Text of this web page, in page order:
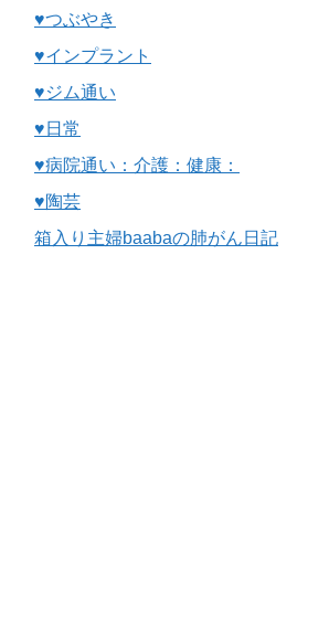
♥つぶやき
♥インプラント
♥ジム通い
♥日常
♥病院通い：介護：健康：
♥陶芸
箱入り主婦baabaの肺がん日記